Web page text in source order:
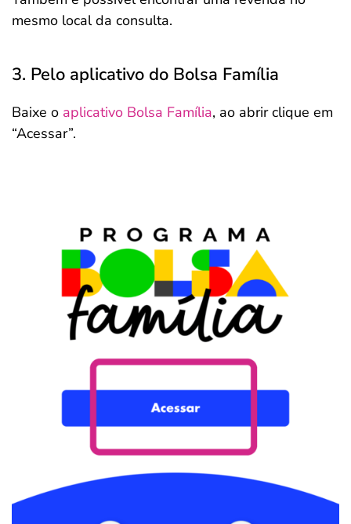
mesmo local da consulta.
3. Pelo aplicativo do Bolsa Família
Baixe o aplicativo Bolsa Família, ao abrir clique em
“Acessar”.